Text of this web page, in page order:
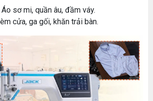
Áo sơ mi, quần âu, đầm váy.
cửa, ga gối, khăn trải bàn.